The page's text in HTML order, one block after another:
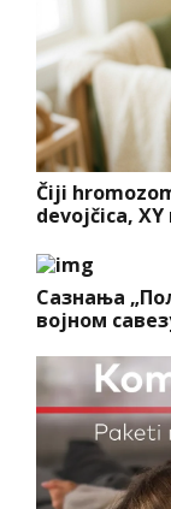
Čiji
devojčica,
Сазнања
војном